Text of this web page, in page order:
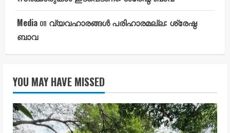
Media on വ്യവഹാരങ്ങൾ പരിഹാരമല്ല: ശ്രേഷ്ഠ
ബാവ
YOU MAY HAVE MISSED